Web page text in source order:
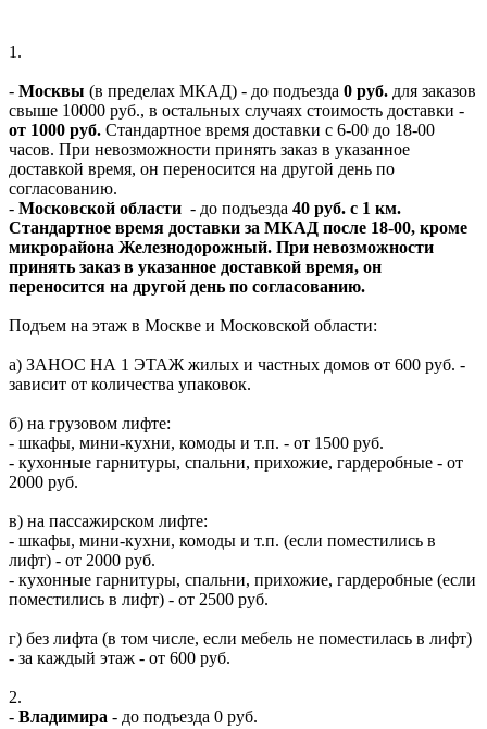
1.
- Москвы (в пределах МКАД) - до подъезда 0 руб. для заказов
свыше 10000 руб., в остальных случаях стоимость доставки -
от 1000 руб. Стандартное время доставки с 6-00 до 18-00
часов. При невозможности принять заказ в указанное
доставкой время, он переносится на другой день по
согласованию.
- Московской области - до подъезда 40 руб. с 1 км.
Стандартное время доставки за МКАД после 18-00, кроме
микрорайона Железнодорожный. При невозможности
принять заказ в указанное доставкой время, он
переносится на другой день по согласованию.
Подъем на этаж в Москве и Московской области:
а) ЗАНОС НА 1 ЭТАЖ жилых и частных домов от 600 руб. -
зависит от количества упаковок.
б) на грузовом лифте:
- шкафы, мини-кухни, комоды и т.п. - от 1500 руб.
- кухонные гарнитуры, спальни, прихожие, гардеробные - от
2000 руб.
в) на пассажирском лифте:
- шкафы, мини-кухни, комоды и т.п. (если поместились в
лифт) - от 2000 руб.
- кухонные гарнитуры, спальни, прихожие, гардеробные (если
поместились в лифт) - от 2500 руб.
г) без лифта (в том числе, если мебель не поместилась в лифт)
- за каждый этаж - от 600 руб.
2.
- Владимира - до подъезда 0 руб.